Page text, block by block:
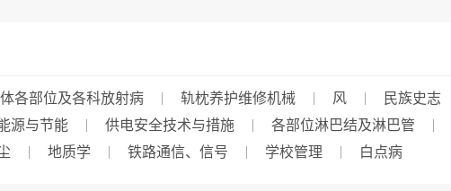
各部位及各科放射病 轨枕养护维修机械 风 民族史志
源与节能 供电安全技术与措施 各部位淋巴结及淋巴管
地质学 铁路通信、信号 学校管理 白点病